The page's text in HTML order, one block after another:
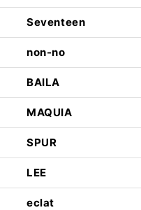
Seventeen
non-no
BAILA
MAQUIA
SPUR
LEE
eclat